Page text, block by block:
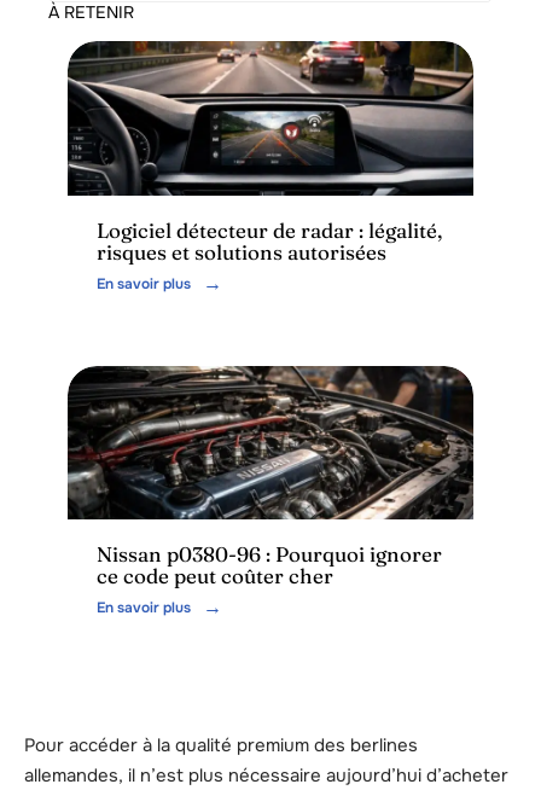
À RETENIR
Voiture
Logiciel détecteur de radar : légalité,
risques et solutions autorisées
En savoir plus
Voiture
Nissan p0380-96 : Pourquoi ignorer
ce code peut coûter cher
En savoir plus
Pour accéder à la qualité premium des berlines
allemandes, il n’est plus nécessaire aujourd’hui d’acheter